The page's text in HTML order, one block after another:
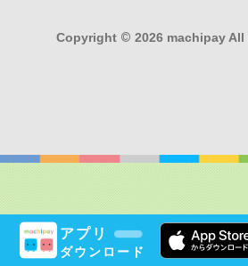
アプリ
ダウンロード
Copyright © 2026 machipay